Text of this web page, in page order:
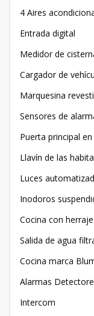
4 Aires
Entrada digital
Medidor de
Cargador de
Marquesina
Sensores de
Puerta principal
Llavín de las
Luces
Inodoros
Cocina con
Salida de agua
Cocina marca
Alarmas
Intercom